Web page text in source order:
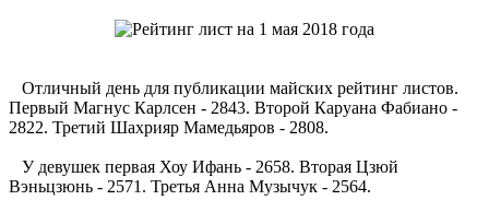
Отличный день для публикации майских рейтинг листов.
Первый Магнус Карлсен - 2843. Второй Каруана Фабиано -
2822. Третий Шахрияр Мамедьяров - 2808.
У девушек первая Хоу Ифань - 2658. Вторая Цзюй
Вэньцзюнь - 2571. Третья Анна Музычук - 2564.